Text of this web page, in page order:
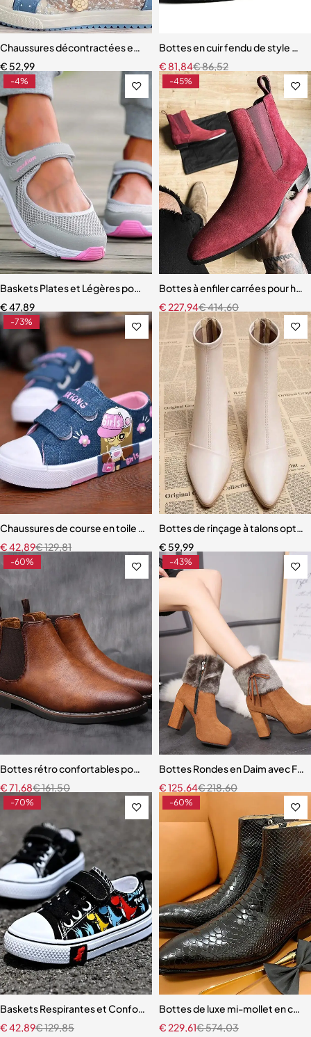
Chaussures décontractées en dentelle et toile creuse pour femmes
€ 52,99
Bottes en cuir fendu de style
€86,52
€ 81,84
-4%
Baskets Plates et Légères pour Femme
€47,89
-45%
Bottes à enfiler carrées pour
€414,60
€227,94
-73%
Chaussures de course en toile pour enfants
€129,81
€42,89
Bottes de rinçage à talons
€ 59,99
-60%
Bottes rétro confortables pour hommes
€161,50
€71,68
-43%
Bottes Rondes en Daim avec
€218,60
€125,64
-70%
Baskets Respirantes et Confortables à Semelle Souple pour Enfant
€129,85
€42,89
-60%
Bottes de luxe mi-mollet en cuir
€574,03
€229,61